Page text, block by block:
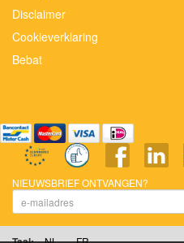
Disclaimer
Cookieverklaring
Bebat
NIEUWSBRIEF ONTVANGEN?